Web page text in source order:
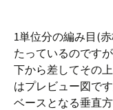
1単位分の編み目(
たっているのです
下から差してその
はプレビュー図で
ベースとなる垂直